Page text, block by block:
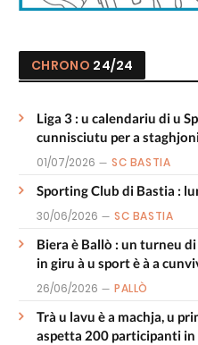
CHRONO 24/24
Liga 3 : u calendariu di u
cunnisciutu per a
01/07/2026 SC BASTIA
Sporting Club di Bastia :
30/06/2026 SC BASTIA
Biera è Ballò : un turneu
in giru à u sport è à a
26/06/2026 PALLÒ
Trà u lavu è a machja, u
aspetta 200 participanti